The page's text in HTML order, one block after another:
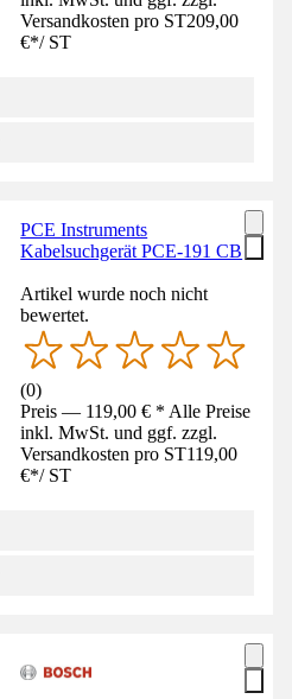
Versandkosten pro ST209,00
€*/ ST
PCE Instruments
Kabelsuchgerät PCE-191 CB
Artikel wurde noch nicht
bewertet.
(0)
Preis — 119,00 € * Alle Preise
inkl. MwSt. und ggf. zzgl.
Versandkosten pro ST119,00
€*/ ST